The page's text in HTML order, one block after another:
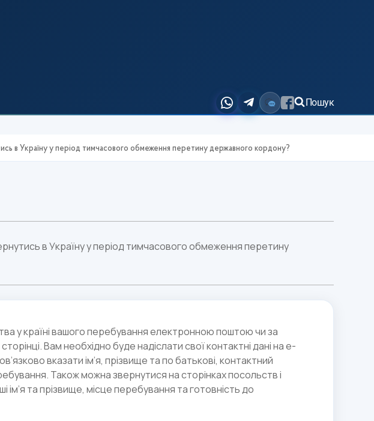
Пошук
в Україну у період тимчасового обмеження перетину державного кордону?
в Україну у період тимчасового обмеження перетину
у країні вашого перебування електронною поштою чи за
сторінці. Вам необхідно буде надіслати свої контактні дані на e-
вказати ім’я, прізвище та по батькові, контактний
Також можна звернутися на сторінках посольств і
та прізвище, місце перебування та готовність до